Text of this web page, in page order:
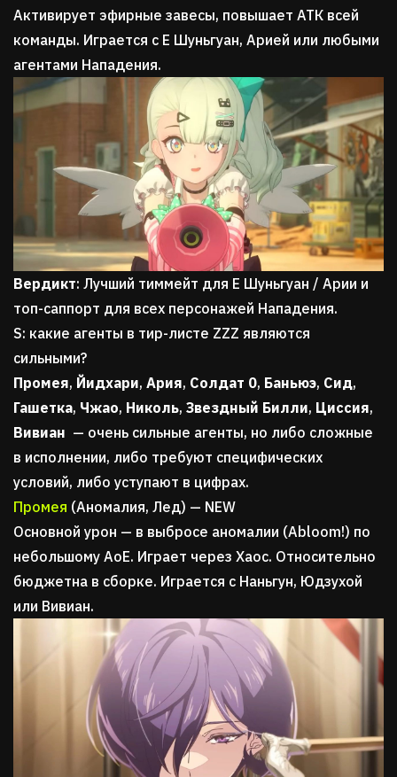
Активирует эфирные завесы, повышает АТК всей
команды. Играется с Е Шуньгуан, Арией или любыми
агентами Нападения.
Вердикт: Лучший тиммейт для Е Шуньгуан / Арии и
топ-саппорт для всех персонажей Нападения.
S: какие агенты в тир-листе ZZZ являются
сильными?
Промея, Йидхари, Ария, Солдат 0, Баньюэ, Сид,
Гашетка, Чжао, Николь, Звездный Билли, Циссия,
Вивиан — очень сильные агенты, но либо сложные
в исполнении, либо требуют специфических
условий, либо уступают в цифрах.
Промея (Аномалия, Лед) — NEW
Основной урон — в выбросе аномалии (Abloom!) по
небольшому AoE. Играет через Хаос. Относительно
бюджетна в сборке. Играется с Наньгун, Юдзухой
или Вивиан.